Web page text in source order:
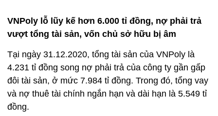
VNPoly lỗ lũy kế hơn 6.000 tỉ đồng, nợ phải trả
vượt tổng tài sản, vốn chủ sở hữu bị âm
Tại ngày 31.12.2020, tổng tài sản của VNPoly là
4.231 tỉ đồng song nợ phải trả của công ty gần gấp
đôi tài sản, ở mức 7.984 tỉ đồng. Trong đó, tổng vay
và nợ thuê tài chính ngắn hạn và dài hạn là 5.549 tỉ
đồng.